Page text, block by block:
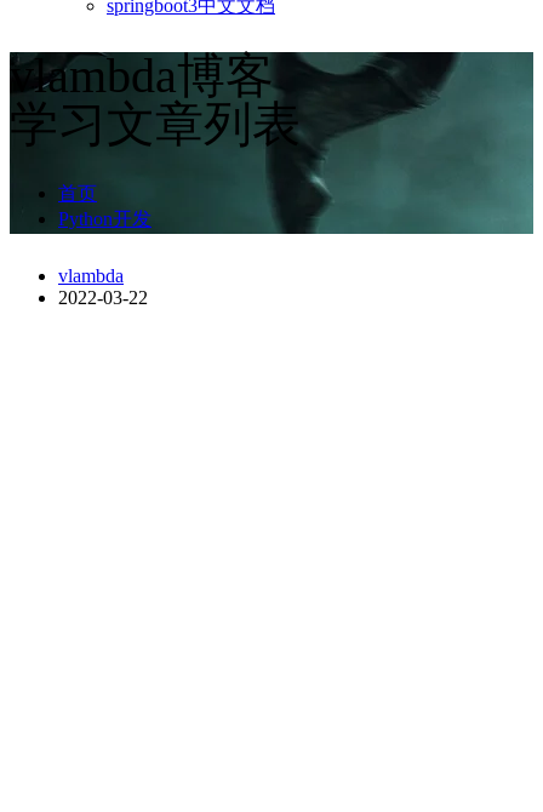
springboot3中文文档
vlambda博客
学习文章列表
首页
Python开发
vlambda
2022-03-22